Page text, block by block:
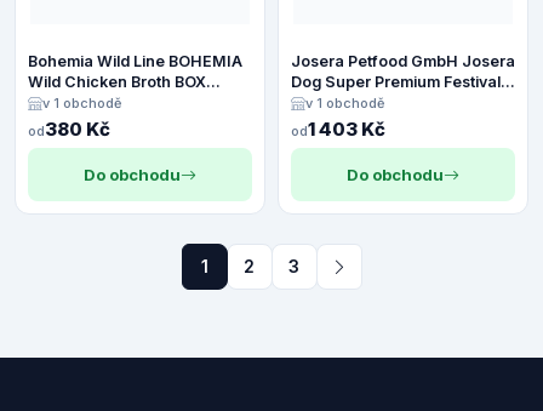
Bohemia Wild Line BOHEMIA
Wild Chicken Broth BOX
15ks/100ml
v 1 obchodě
od380 Kč
Do obchodu
Josera Petfood GmbH Josera
Dog Super Premium Festival
12,5kg
v 1 obchodě
od1 403 Kč
Do obchodu
1 2 3